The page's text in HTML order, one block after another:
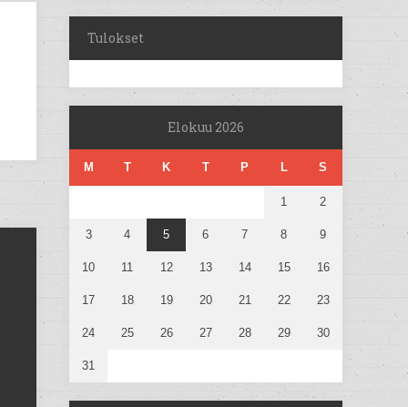
Tulokset
Elokuu 2026
M T K T P L S
1 2
3 4 5 6 7 8 9
10 11 12 13 14 15 16
17 18 19 20 21 22 23
24 25 26 27 28 29 30
31